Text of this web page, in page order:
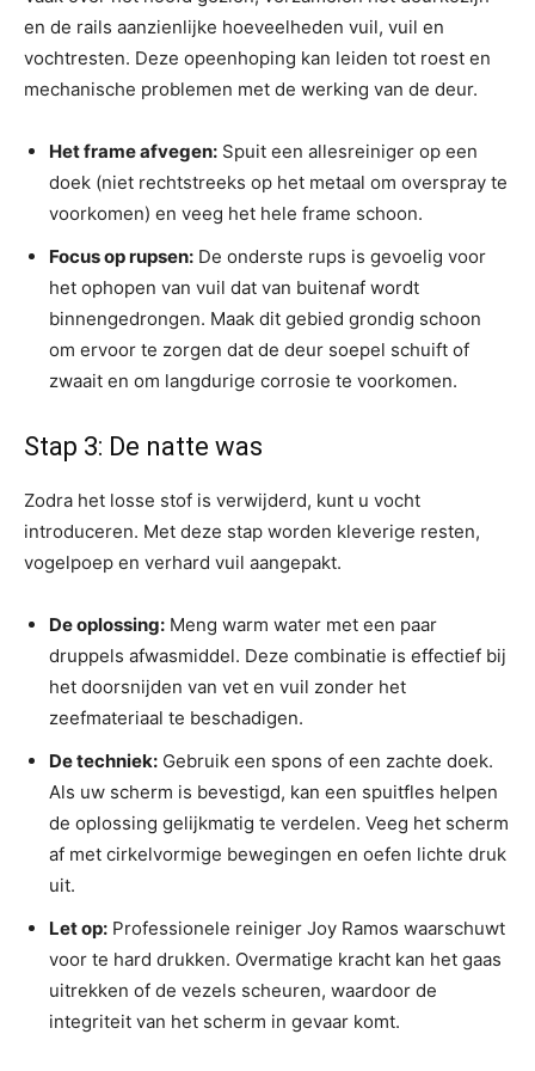
en de rails aanzienlijke hoeveelheden vuil, vuil en
vochtresten. Deze opeenhoping kan leiden tot roest en
mechanische problemen met de werking van de deur.
Het frame afvegen: Spuit een allesreiniger op een
doek (niet rechtstreeks op het metaal om overspray te
voorkomen) en veeg het hele frame schoon.
Focus op rupsen: De onderste rups is gevoelig voor
het ophopen van vuil dat van buitenaf wordt
binnengedrongen. Maak dit gebied grondig schoon
om ervoor te zorgen dat de deur soepel schuift of
zwaait en om langdurige corrosie te voorkomen.
Stap 3: De natte was
Zodra het losse stof is verwijderd, kunt u vocht
introduceren. Met deze stap worden kleverige resten,
vogelpoep en verhard vuil aangepakt.
De oplossing: Meng warm water met een paar
druppels afwasmiddel. Deze combinatie is effectief bij
het doorsnijden van vet en vuil zonder het
zeefmateriaal te beschadigen.
De techniek: Gebruik een spons of een zachte doek.
Als uw scherm is bevestigd, kan een spuitfles helpen
de oplossing gelijkmatig te verdelen. Veeg het scherm
af met cirkelvormige bewegingen en oefen lichte druk
uit.
Let op: Professionele reiniger Joy Ramos waarschuwt
voor te hard drukken. Overmatige kracht kan het gaas
uitrekken of de vezels scheuren, waardoor de
integriteit van het scherm in gevaar komt.